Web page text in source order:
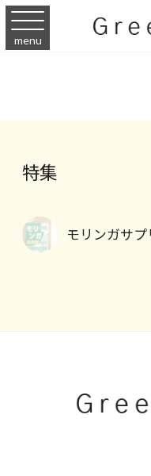
menu
特集
モリンガサ